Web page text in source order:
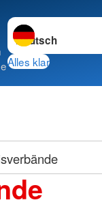
Sprache wechseln
Alles klar